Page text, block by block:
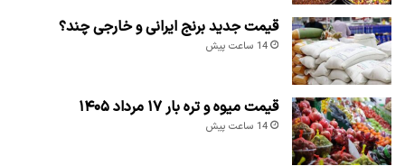
قیمت جدید برنج ایرانی و خارجی چند؟
14 ساعت پیش
قیمت میوه و تره بار ۱۷ مرداد ۱۴۰۵
14 ساعت پیش